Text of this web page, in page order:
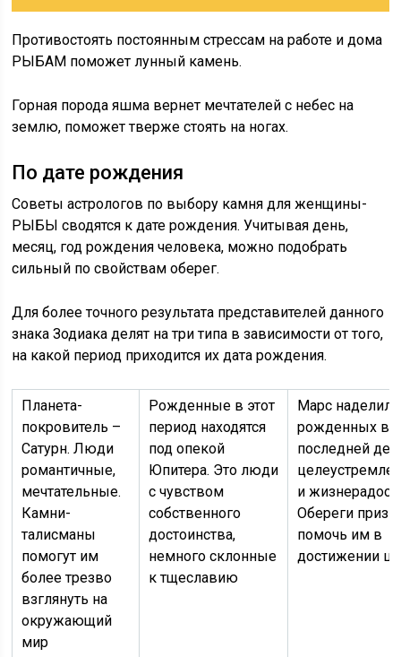
Противостоять постоянным стрессам на работе и дома
РЫБАМ поможет лунный камень.
Горная порода яшма вернет мечтателей с небес на
землю, поможет тверже стоять на ногах.
По дате рождения
Советы астрологов по выбору камня для женщины-
РЫБЫ сводятся к дате рождения. Учитывая день,
месяц, год рождения человека, можно подобрать
сильный по свойствам оберег.
Для более точного результата представителей данного
знака Зодиака делят на три типа в зависимости от того,
на какой период приходится их дата рождения.
Планета-
покровитель –
Сатурн. Люди
романтичные,
мечтательные.
Камни-
талисманы
помогут им
более трезво
взглянуть на
окружающий
мир
Рожденные в этот
период находятся
под опекой
Юпитера. Это люди
с чувством
собственного
достоинства,
немного склонные
к тщеславию
Марс наделил
рожденных в
последней
и
Обереги
помочь им в
достижении